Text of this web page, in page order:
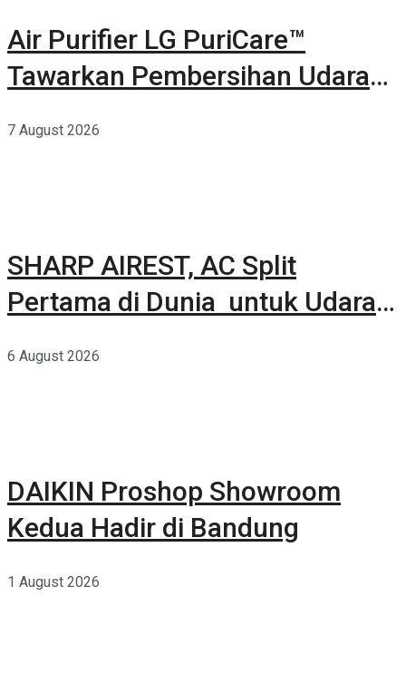
Air Purifier LG PuriCare™
Tawarkan Pembersihan Udara
7 August 2026
SHARP AIREST, AC Split
Pertama di Dunia untuk Udara
6 August 2026
DAIKIN Proshop Showroom
Kedua Hadir di Bandung
1 August 2026